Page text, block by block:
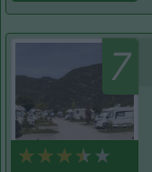
7